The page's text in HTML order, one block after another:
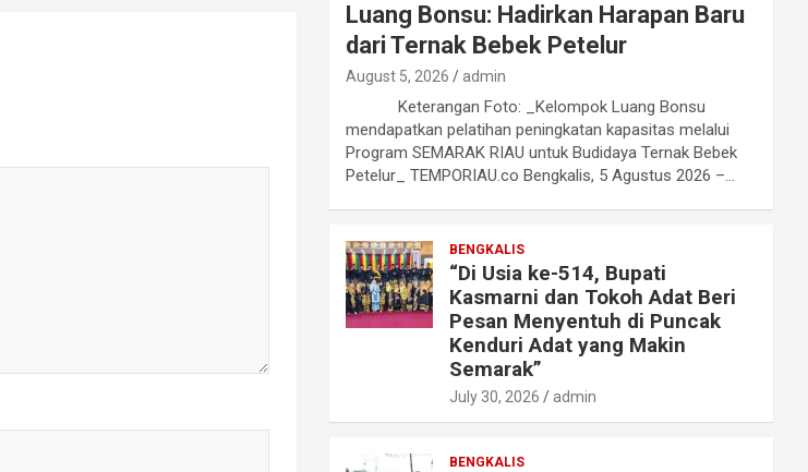
Luang Bonsu: Hadirkan Harapan Baru
dari Ternak Bebek Petelur
August 5, 2026 admin
Keterangan Foto: _Kelompok Luang Bonsu
mendapatkan pelatihan peningkatan kapasitas melalui
Program SEMARAK RIAU untuk Budidaya Ternak Bebek
Petelur_ TEMPORIAU.co Bengkalis, 5 Agustus 2026 –…
BENGKALIS
“Di Usia ke-514, Bupati
Kasmarni dan Tokoh Adat Beri
Pesan Menyentuh di Puncak
Kenduri Adat yang Makin
Semarak”
July 30, 2026 admin
BENGKALIS